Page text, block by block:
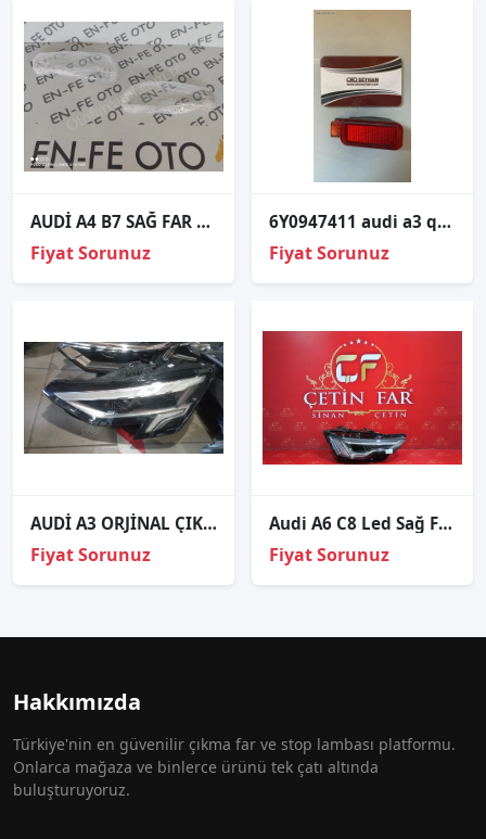
AUDİ A4 B7 SAĞ FAR CAMI SIFIR 2004 2005 2006 2007
Fiyat Sorunuz
6Y0947411 audi a3 q2 q3 kapı kartonu lambası
Fiyat Sorunuz
AUDİ A3 ORJİNAL ÇIKMA SOL FAR 8Y0941033
Fiyat Sorunuz
Audi A6 C8 Led Sağ Far Hatasiz
Fiyat Sorunuz
Hakkımızda
Türkiye'nin en güvenilir çıkma far ve stop lambası platformu.
Onlarca mağaza ve binlerce ürünü tek çatı altında
buluşturuyoruz.